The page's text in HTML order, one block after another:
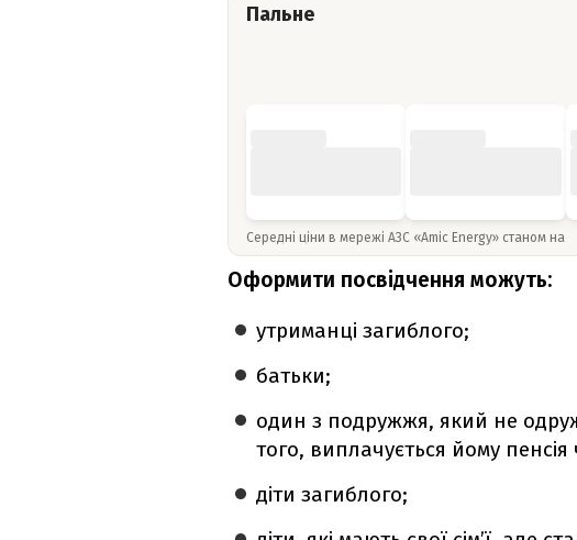
Пальне
Середні ціни в мережі АЗС «Amic Energy» станом на
Оформити посвідчення можуть:
утриманці загиблого;
батьки;
один з подружжя, який не
того, виплачується йому пенсія
діти загиблого;